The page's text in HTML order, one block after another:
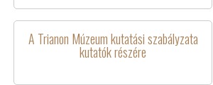
A Trianon Múzeum kutatási szabályzata
kutatók részére